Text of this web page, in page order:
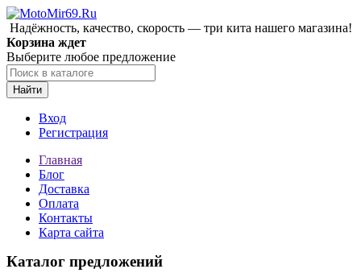
Надёжность, качество, скорость — три кита нашего магазина!
Корзина ждет
Выберите любое предложение
Найти
Вход
Регистрация
Главная
Блог
Доставка
Оплата
Контакты
Карта сайта
Каталог предложений